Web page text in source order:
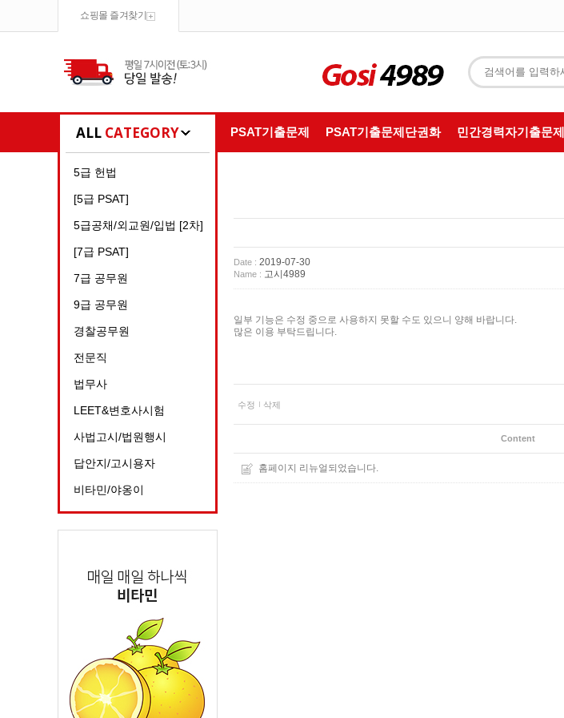
쇼핑몰 즐겨찾기
ALL CATEGORY PSAT기출문제 PSAT기출문제단권화 민간경력자기출문제
5급 헌법
[5급 PSAT]
5급공채/외교원/입법 [2차]
[7급 PSAT]
7급 공무원
9급 공무원
경찰공무원
전문직
법무사
LEET&변호사시험
사법고시/법원행시
답안지/고시용자
비타민/야옹이
Date : 2019-07-30
Name : 고시4989
일부 기능은 수정 중으로 사용하지 못할 수도 있으니 양해 바랍니다.
많은 이용 부탁드립니다.
수정 삭제
Content
홈페이지 리뉴얼되었습니다.